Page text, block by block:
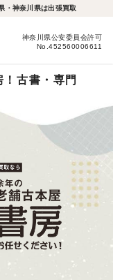
・神奈川県は出張買取
神奈川県公安委員会許可
No.452560006611
古書・専門